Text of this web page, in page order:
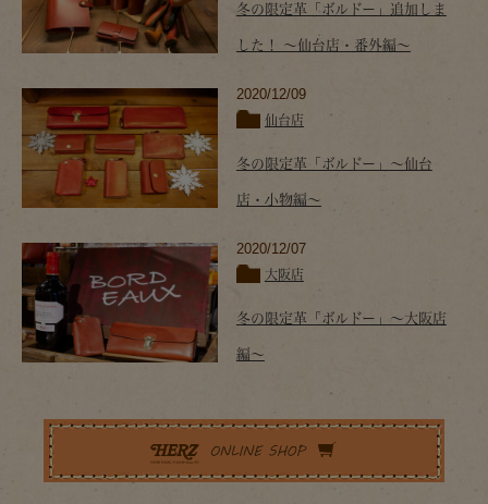
冬の限定革「ボルドー」追加しま
した！ ～仙台店・番外編～
2020/12/09
仙台店
冬の限定革「ボルドー」～仙台
店・小物編～
2020/12/07
大阪店
冬の限定革「ボルドー」～大阪店
編～